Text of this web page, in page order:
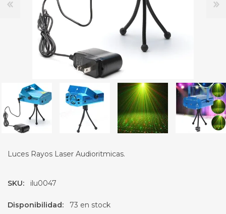
Luces Rayos Laser Audioritmicas.
SKU: ilu0047
Disponibilidad: 73 en stock